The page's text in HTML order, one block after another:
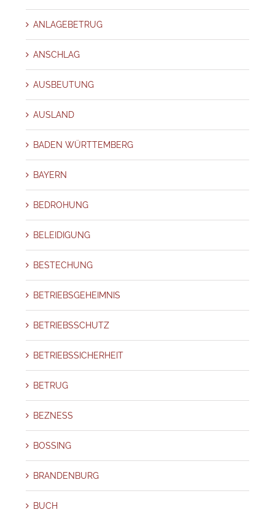
ANLAGEBETRUG
ANSCHLAG
AUSBEUTUNG
AUSLAND
BADEN WÜRTTEMBERG
BAYERN
BEDROHUNG
BELEIDIGUNG
BESTECHUNG
BETRIEBSGEHEIMNIS
BETRIEBSSCHUTZ
BETRIEBSSICHERHEIT
BETRUG
BEZNESS
BOSSING
BRANDENBURG
BUCH